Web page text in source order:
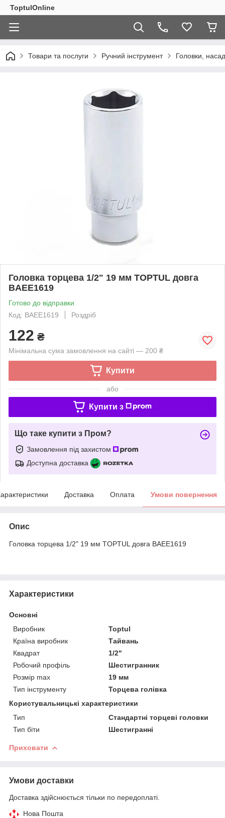
ToptulOnline
Товари та послуги Ручний інструмент Головки,
Головка торцева 1/2" 19 мм TOPTUL довга
BAEE1619
Готово до відправки
Код: BAEE1619
Роздріб
122 ₴
Мінімальна сума замовлення на сайті — 200 ₴
Купити
або
Купити з
Що таке купити з Пром?
Замовлення під захистом
Доступна доставка
Доставка Оплата Умови повернення
Опис
Головка торцева 1/2" 19 мм TOPTUL довга BAEE1619
Характеристики
Основні
Виробник
Toptul
Країна виробник
Тайвань
Квадрат
1/2"
Робочий профіль
Шестигранник
Розмір max
19 мм
Тип інструменту
Торцева голівка
Користувальницькі характеристики
Тип
Стандартні торцеві головки
Тип біти
Шестигранні
Приховати
Умови доставки
Доставка здійснюється тільки по передоплаті.
Нова Пошта